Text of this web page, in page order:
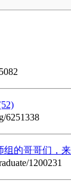
6251338
的哥哥们，
1200231